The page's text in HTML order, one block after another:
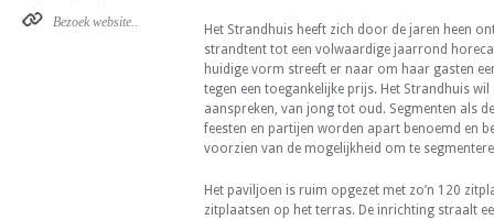
Bezoek website..
Het Strandhuis heeft zich door de jaren heen
strandtent tot een volwaardige jaarrond
huidige vorm streeft er naar om haar gasten
tegen een toegankelijke prijs. Het Strandhuis
aanspreken, van jong tot oud. Segmenten als
feesten en partijen worden apart benoemd en
voorzien van de mogelijkheid om te
Het paviljoen is ruim opgezet met zo’n 120
zitplaatsen op het terras. De inrichting straalt